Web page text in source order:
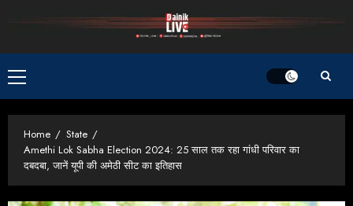
Primary
Menu
Home
State
Amethi Lok Sabha Election 2024: 25 साल तक रहा गांधी परिवार का
दबदबा, जानें यूपी की अमेठी सीट का इतिहास